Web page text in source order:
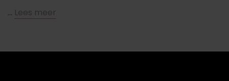
… Lees meer